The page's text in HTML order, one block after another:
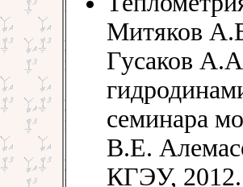
Митяков
Гусаков
семинара
В.Е.
КГЭУ,